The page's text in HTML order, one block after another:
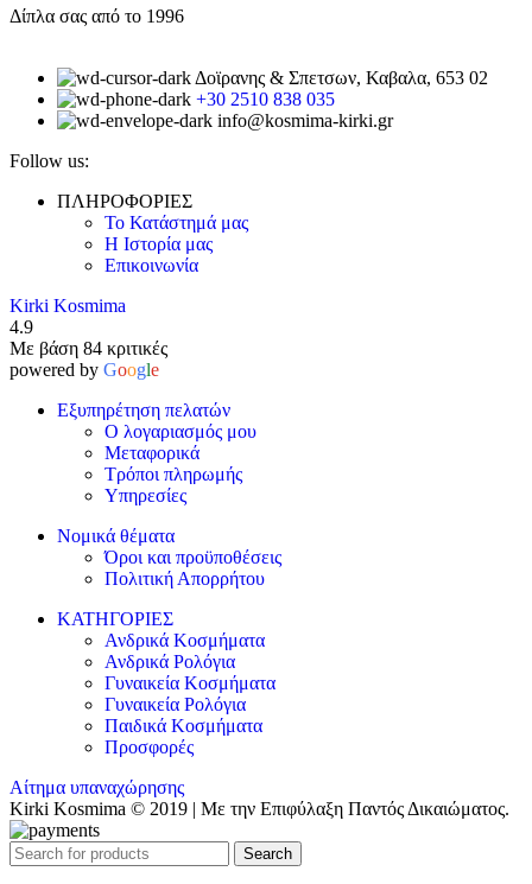
Δίπλα σας από το 1996
Δοϊρανης & Σπετσων, Καβαλα, 653 02
+30 2510 838 035
info@kosmima-kirki.gr
Follow us:
ΠΛΗΡΟΦΟΡΙΕΣ
Το Κατάστημά μας
Η Ιστορία μας
Επικοινωνία
Kirki Kosmima
4.9
Με βάση 84 κριτικές
powered by Google
Εξυπηρέτηση πελατών
Ο λογαριασμός μου
Μεταφορικά
Τρόποι πληρωμής
Υπηρεσίες
Νομικά θέματα
Όροι και προϋποθέσεις
Πολιτική Απορρήτου
ΚΑΤΗΓΟΡΙΕΣ
Ανδρικά Κοσμήματα
Ανδρικά Ρολόγια
Γυναικεία Κοσμήματα
Γυναικεία Ρολόγια
Παιδικά Κοσμήματα
Προσφορές
Αίτημα υπαναχώρησης
Kirki Kosmima © 2019 | Με την Επιφύλαξη Παντός Δικαιώματος.
Search